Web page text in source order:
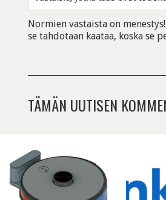
Normien vastaista on
se tahdotaan kaataa, koska se
TÄMÄN UUTISEN